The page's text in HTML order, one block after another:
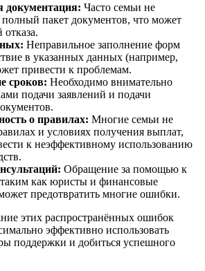
документация: Часто семьи не
полный пакет документов, что может
отказа.
Неправильное заполнение форм
в указанных данных (например,
привести к проблемам.
сроков: Необходимо внимательно
подачи заявлений и подачи
о правилах: Многие семьи не
и условиях получения выплат,
к неэффективному использованию
Обращение за помощью к
как юристы и финансовые
предотвратить многие ошибки.
этих распространённых ошибок
эффективно использовать
поддержки и добиться успешного